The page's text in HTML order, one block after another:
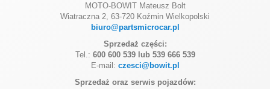
MOTO-BOWIT Mateusz Bolt
Wiatraczna 2, 63-720 Koźmin Wielkopolski
biuro@partsmicrocar.pl
Sprzedaż części:
Tel.: 600 600 539 lub 539 666 539
E-mail: czesci@bowit.pl
Sprzedaż oraz serwis pojazdów: